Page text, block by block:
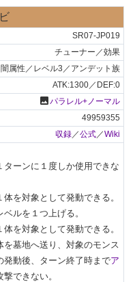
SR07-JP019
チューナー／効果
闇属性／レベル3／アンデット族
ATK:1300／DEF:0
photoパラレル+ノーマル
49959355
収録 ／公式 ／Wiki
ーンに１度しか使用できな
を対象として発動できる。
ルを１つ上げる。
を対象として発動できる。
を墓地へ送り、対象のモンス
発動後、ターン終了時までア
できない。